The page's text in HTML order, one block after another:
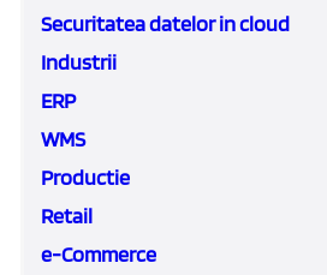
Securitatea datelor in cloud
Industrii
ERP
WMS
Productie
Retail
e-Commerce